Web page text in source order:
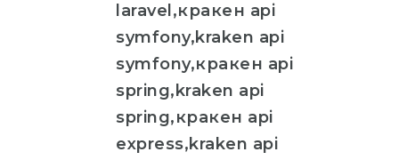
laravel,кракен api
symfony,kraken api
symfony,кракен api
spring,kraken api
spring,кракен api
express,kraken api